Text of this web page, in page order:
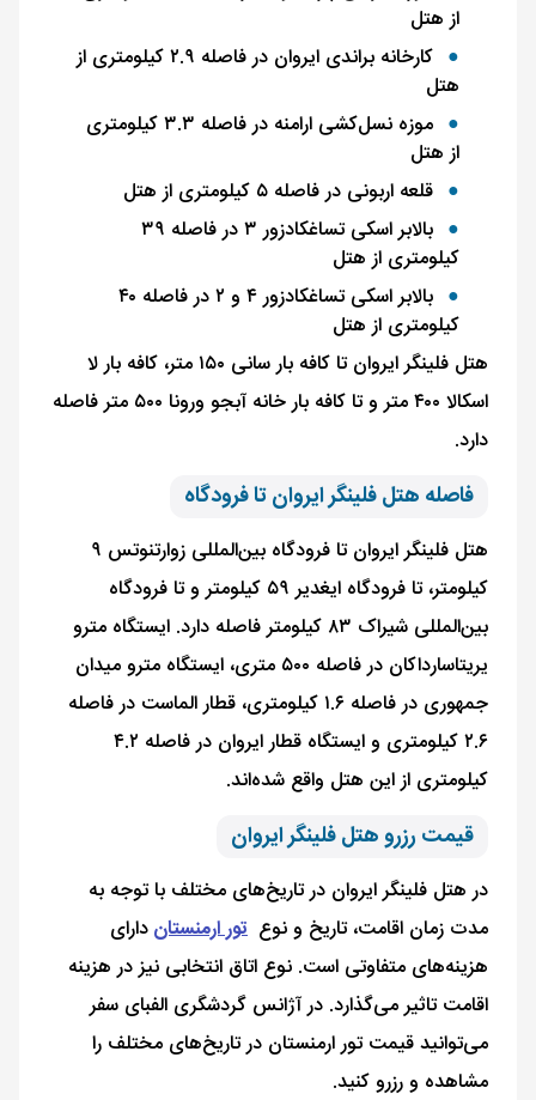
از هتل
کارخانه براندی ایروان در فاصله ۲.۹ کیلومتری از
هتل
موزه نسل‌کشی ارامنه در فاصله ۳.۳ کیلومتری
از هتل
قلعه اربونی در فاصله ۵ کیلومتری از هتل
بالابر اسکی تساغکادزور ۳ در فاصله ۳۹
کیلومتری از هتل
بالابر اسکی تساغکادزور ۴ و ۲ در فاصله ۴۰
کیلومتری از هتل
هتل فلینگر ایروان تا کافه بار سانی ۱۵۰ متر، کافه بار لا
اسکالا ۴۰۰ متر و تا کافه بار خانه آبجو ورونا ۵۰۰ متر فاصله
دارد.
فاصله هتل فلینگر ایروان تا فرودگاه
هتل فلینگر ایروان تا فرودگاه بین‌المللی زوارتنوتس ۹
کیلومتر، تا فرودگاه ایغدیر ۵۹ کیلومتر و تا فرودگاه
بین‌المللی شیراک ۸۳ کیلومتر فاصله دارد. ایستگاه مترو
یریتاسارداکان در فاصله ۵۰۰ متری، ایستگاه مترو میدان
جمهوری در فاصله ۱.۶ کیلومتری، قطار الماست در فاصله
۲.۶ کیلومتری و ایستگاه قطار ایروان در فاصله ۴.۲
کیلومتری از این هتل واقع شده‌اند.
قیمت رزرو هتل فلینگر ایروان
در هتل فلینگر ایروان در تاریخ‌های مختلف با توجه به
مدت زمان اقامت، تاریخ و نوع تور ارمنستاندارای
هزینه‌های متفاوتی است. نوع اتاق انتخابی نیز در هزینه
اقامت تاثیر می‌گذارد. در آژانس گردشگری الفبای سفر
می‌توانید قیمت تور ارمنستان در تاریخ‌های مختلف را
مشاهده و رزرو کنید.